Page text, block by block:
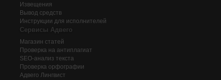
Извещения
Вывод средств
Инструкции для исполнителей
Сервисы Адвего
Магазин статей
Проверка на антиплагиат
SEO-анализ текста
Проверка орфографии
Адвего Лингвист